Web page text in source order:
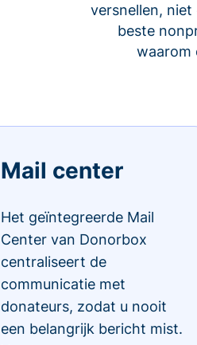
versnellen,
beste
waarom
Mail center
Het geïntegreerde Mail
Center van Donorbox
centraliseert de
communicatie met
donateurs, zodat u nooit
een belangrijk bericht mist.